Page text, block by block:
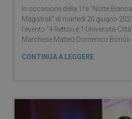
In occasione della 1^a “Notte
Magistrali” di martedì 20 giugno
l’evento “4 Rettori e 1 Università-
Marchese Matteo Domenico Borioli.
CONTINUA A LEGGERE